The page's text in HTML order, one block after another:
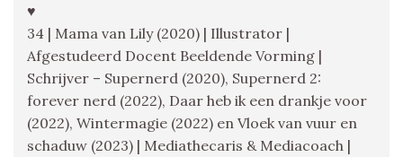
♥
34 | Mama van Lily (2020) | Illustrator |
Afgestudeerd Docent Beeldende Vorming |
Schrijver – Supernerd (2020), Supernerd 2:
forever nerd (2022), Daar heb ik een drankje voor
(2022), Wintermagie (2022) en Vloek van vuur en
schaduw (2023) | Mediathecaris & Mediacoach |